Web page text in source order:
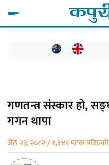
गणतन्त्र संस्कार हो,
गगन थापा
जेठ २३, २०८२ / १,३४९ पटक पढिएको